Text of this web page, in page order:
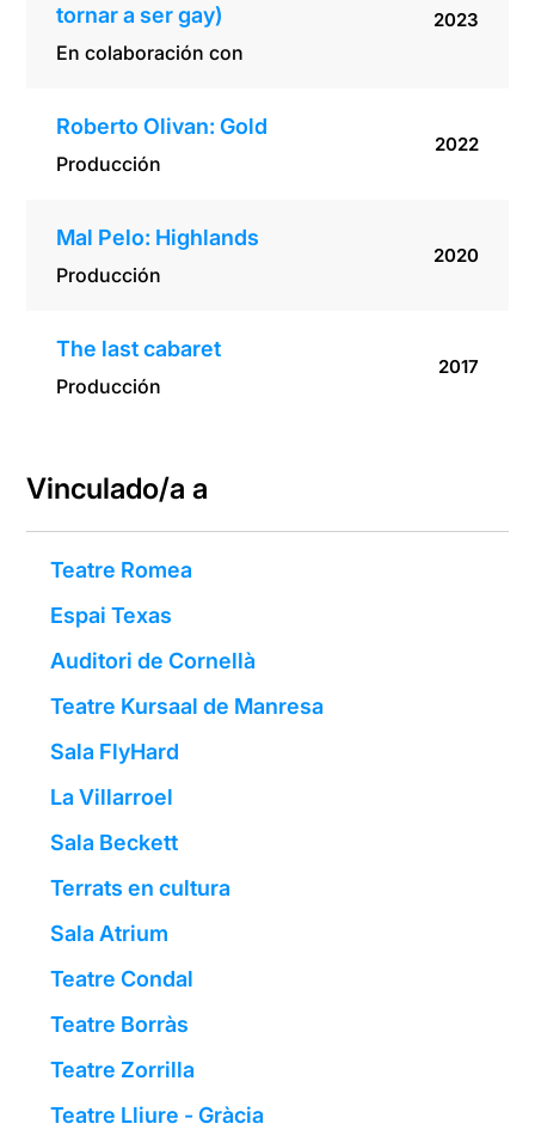
tornar a ser gay)
En colaboración con
2023
Roberto Olivan: Gold
Producción
2022
Mal Pelo: Highlands
Producción
2020
The last cabaret
Producción
2017
Vinculado/a a
Teatre Romea
Espai Texas
Auditori de Cornellà
Teatre Kursaal de Manresa
Sala FlyHard
La Villarroel
Sala Beckett
Terrats en cultura
Sala Atrium
Teatre Condal
Teatre Borràs
Teatre Zorrilla
Teatre Lliure - Gràcia